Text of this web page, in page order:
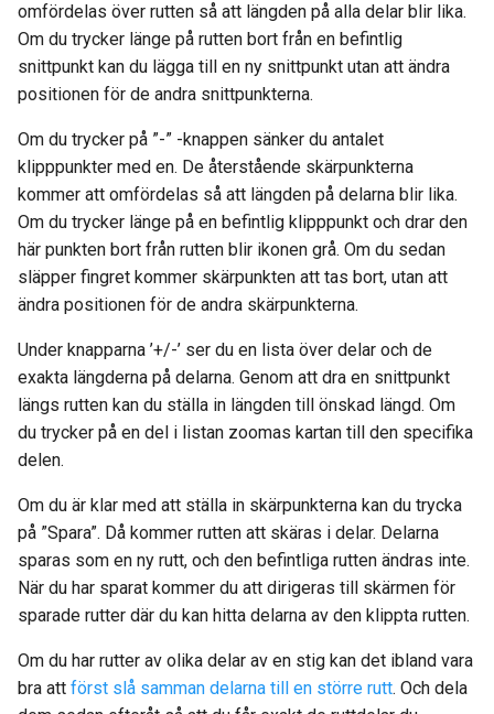
omfördelas över rutten så att längden på alla delar blir lika.
Om du trycker länge på rutten bort från en befintlig
snittpunkt kan du lägga till en ny snittpunkt utan att ändra
positionen för de andra snittpunkterna.
Om du trycker på ”-” -knappen sänker du antalet
klipppunkter med en. De återstående skärpunkterna
kommer att omfördelas så att längden på delarna blir lika.
Om du trycker länge på en befintlig klipppunkt och drar den
här punkten bort från rutten blir ikonen grå. Om du sedan
släpper fingret kommer skärpunkten att tas bort, utan att
ändra positionen för de andra skärpunkterna.
Under knapparna ’+/-’ ser du en lista över delar och de
exakta längderna på delarna. Genom att dra en snittpunkt
längs rutten kan du ställa in längden till önskad längd. Om
du trycker på en del i listan zoomas kartan till den specifika
delen.
Om du är klar med att ställa in skärpunkterna kan du trycka
på ”Spara”. Då kommer rutten att skäras i delar. Delarna
sparas som en ny rutt, och den befintliga rutten ändras inte.
När du har sparat kommer du att dirigeras till skärmen för
sparade rutter där du kan hitta delarna av den klippta rutten.
Om du har rutter av olika delar av en stig kan det ibland vara
bra att först slå samman delarna till en större rutt. Och dela